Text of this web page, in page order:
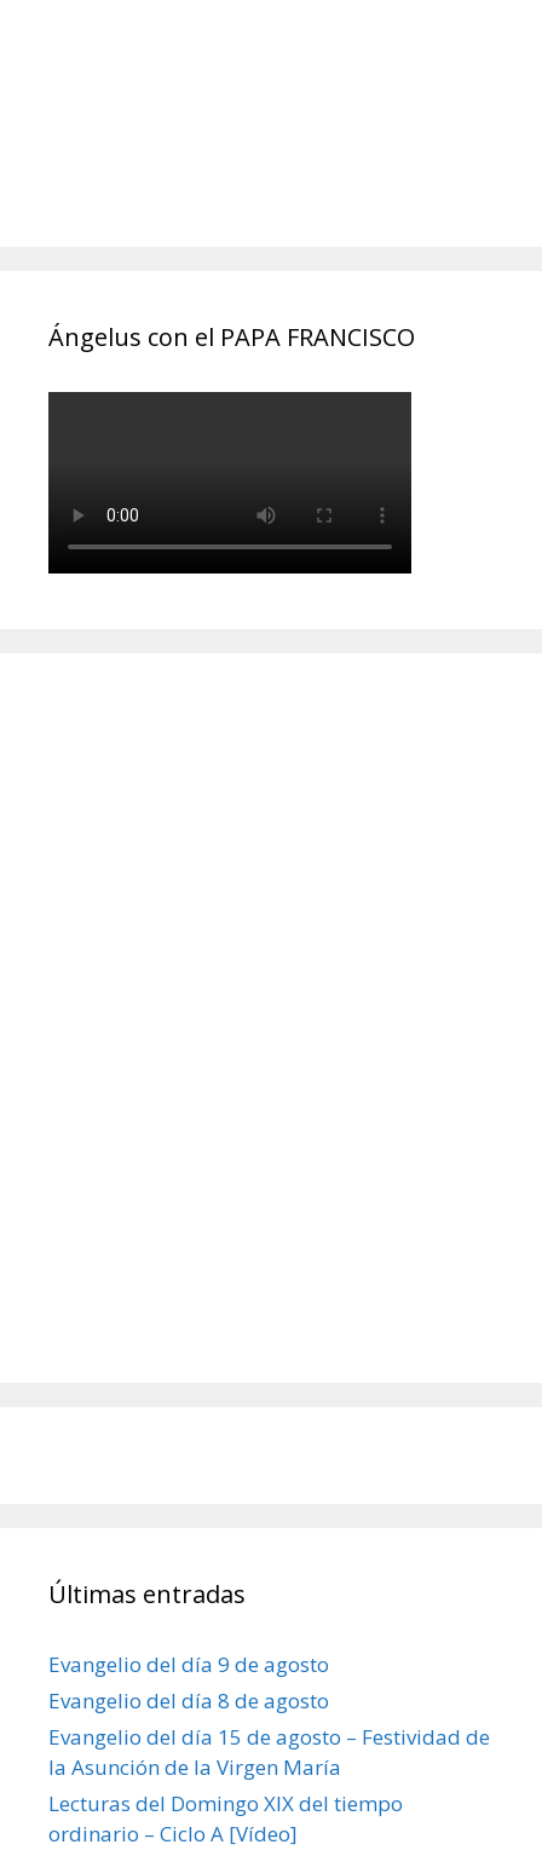
Ángelus con el PAPA FRANCISCO
Últimas entradas
Evangelio del día 9 de agosto
Evangelio del día 8 de agosto
Evangelio del día 15 de agosto – Festividad de
la Asunción de la Virgen María
Lecturas del Domingo XIX del tiempo
ordinario – Ciclo A [Vídeo]